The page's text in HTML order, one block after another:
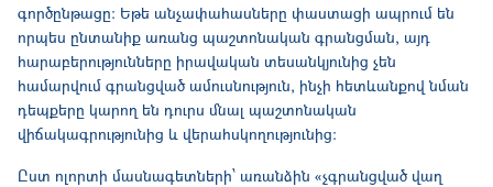
գործընթացը։ Եթե անչափահասները փաստացի ապրում են
որպես ընտանիք առանց պաշտոնական գրանցման, այդ
հարաբերությունները իրավական տեսանկյունից չեն
համարվում գրանցված ամուսնություն, ինչի հետևանքով նման
դեպքերը կարող են դուրս մնալ պաշտոնական
վիճակագրությունից և վերահսկողությունից։
Ըստ ոլորտի մասնագետների՝ առանձին «չգրանցված վաղ